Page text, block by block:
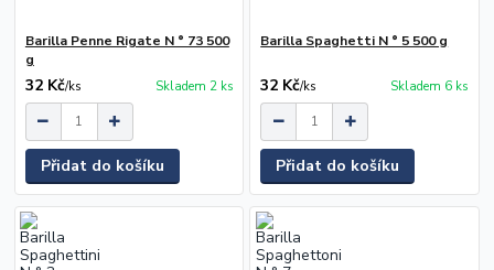
Barilla Penne Rigate N ° 73 500
g
32 Kč/ks Skladem 2 ks
Přidat do košíku
Barilla Spaghetti N ° 5 500 g
32 Kč/ks Skladem 6 ks
Přidat do košíku